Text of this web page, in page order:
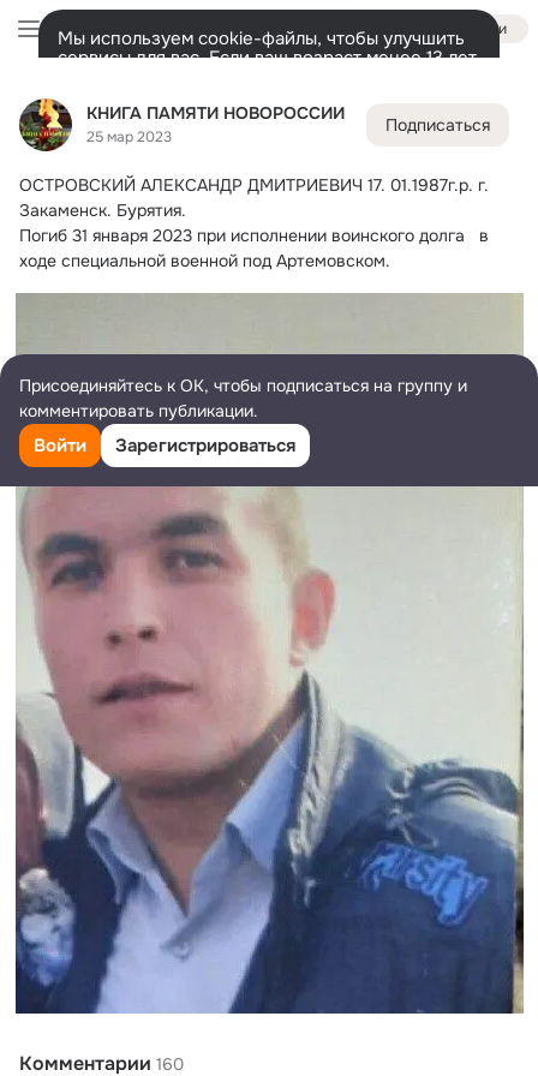
КНИГА ПАМЯТИ НОВОРОССИИ
25 мар 2023
Подписаться
ОСТРОВСКИЙ АЛЕКСАНДР ДМИТРИЕВИЧ 17. 01.1987г.р. г.
Закаменск. Бурятия.
Погиб 31 января 2023 при исполнении воинского долга   в
ходе специальной военной под Артемовском.
Комментарии 160
Войти
Мы используем cookie-файлы, чтобы улучшить
сервисы для вас. Если ваш возраст менее 13 лет,
представитель.
Разрешить все
Лента Участники Ещё
Дополнительная
колонка
Всё21 303 Обсуждаемые
Присоединяйтесь к ОК, чтобы подписаться на группу и
комментировать публикации.
Войти Зарегистрироваться